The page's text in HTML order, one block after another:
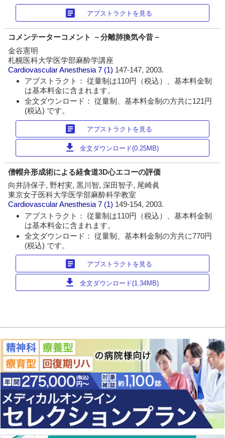
article アブストラクトを見る
コメンテーターコメント －分離肺換気今昔－
金谷憲明
札幌医科大学医学部麻酔学講座
Cardiovascular Anesthesia 7 (1) 147-147, 2003.
アブストラクト： 従量制は110円（税込）、基本料金制
は基本料金に含まれます。
全文ダウンロード： 従量制、基本料金制の方共に121円
(税込) です。
article アブストラクトを見る
download 全文ダウンロード(0.25MB)
僧帽弁形成術による経食道3D心エコーの評価
向井詩保子, 野村実, 黒川智, 深田智子, 尾崎眞
東京女子医科大学医学部麻酔科学教室
Cardiovascular Anesthesia 7 (1) 149-154, 2003.
アブストラクト： 従量制は110円（税込）、基本料金制
は基本料金に含まれます。
全文ダウンロード： 従量制、基本料金制の方共に770円
(税込) です。
article アブストラクトを見る
download 全文ダウンロード(1.34MB)